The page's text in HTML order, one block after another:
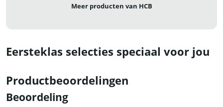
Meer producten van HCB
Eersteklas selecties speciaal voor jou
Productbeoordelingen
Beoordeling